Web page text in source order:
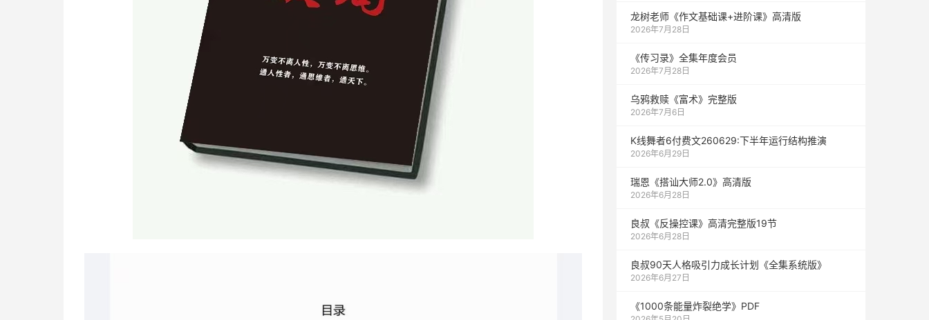
龙树老师《作文基础课+进阶课》高清版
2026年7月28日
《传习录》全集年度会员
2026年7月28日
乌鸦救赎《富术》完整版
2026年7月6日
K线舞者6付费文260629:下半年运行结构推演
2026年6月29日
瑞恩《搭讪大师2.0》高清版
2026年6月28日
良叔《反操控课》高清完整版19节
2026年6月28日
良叔90天人格吸引力成长计划《全集系统版》
2026年6月27日
《1000‮能条‬‎量‮裂炸‬‎绝学》PDF